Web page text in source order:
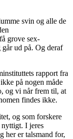
svin og alle de
grove sex-
ud på. Og deraf
rapport fra
på nogen måde
og vi når frem til, at
findes ikke.
og som forskere
I jeres
her er talsmand for,